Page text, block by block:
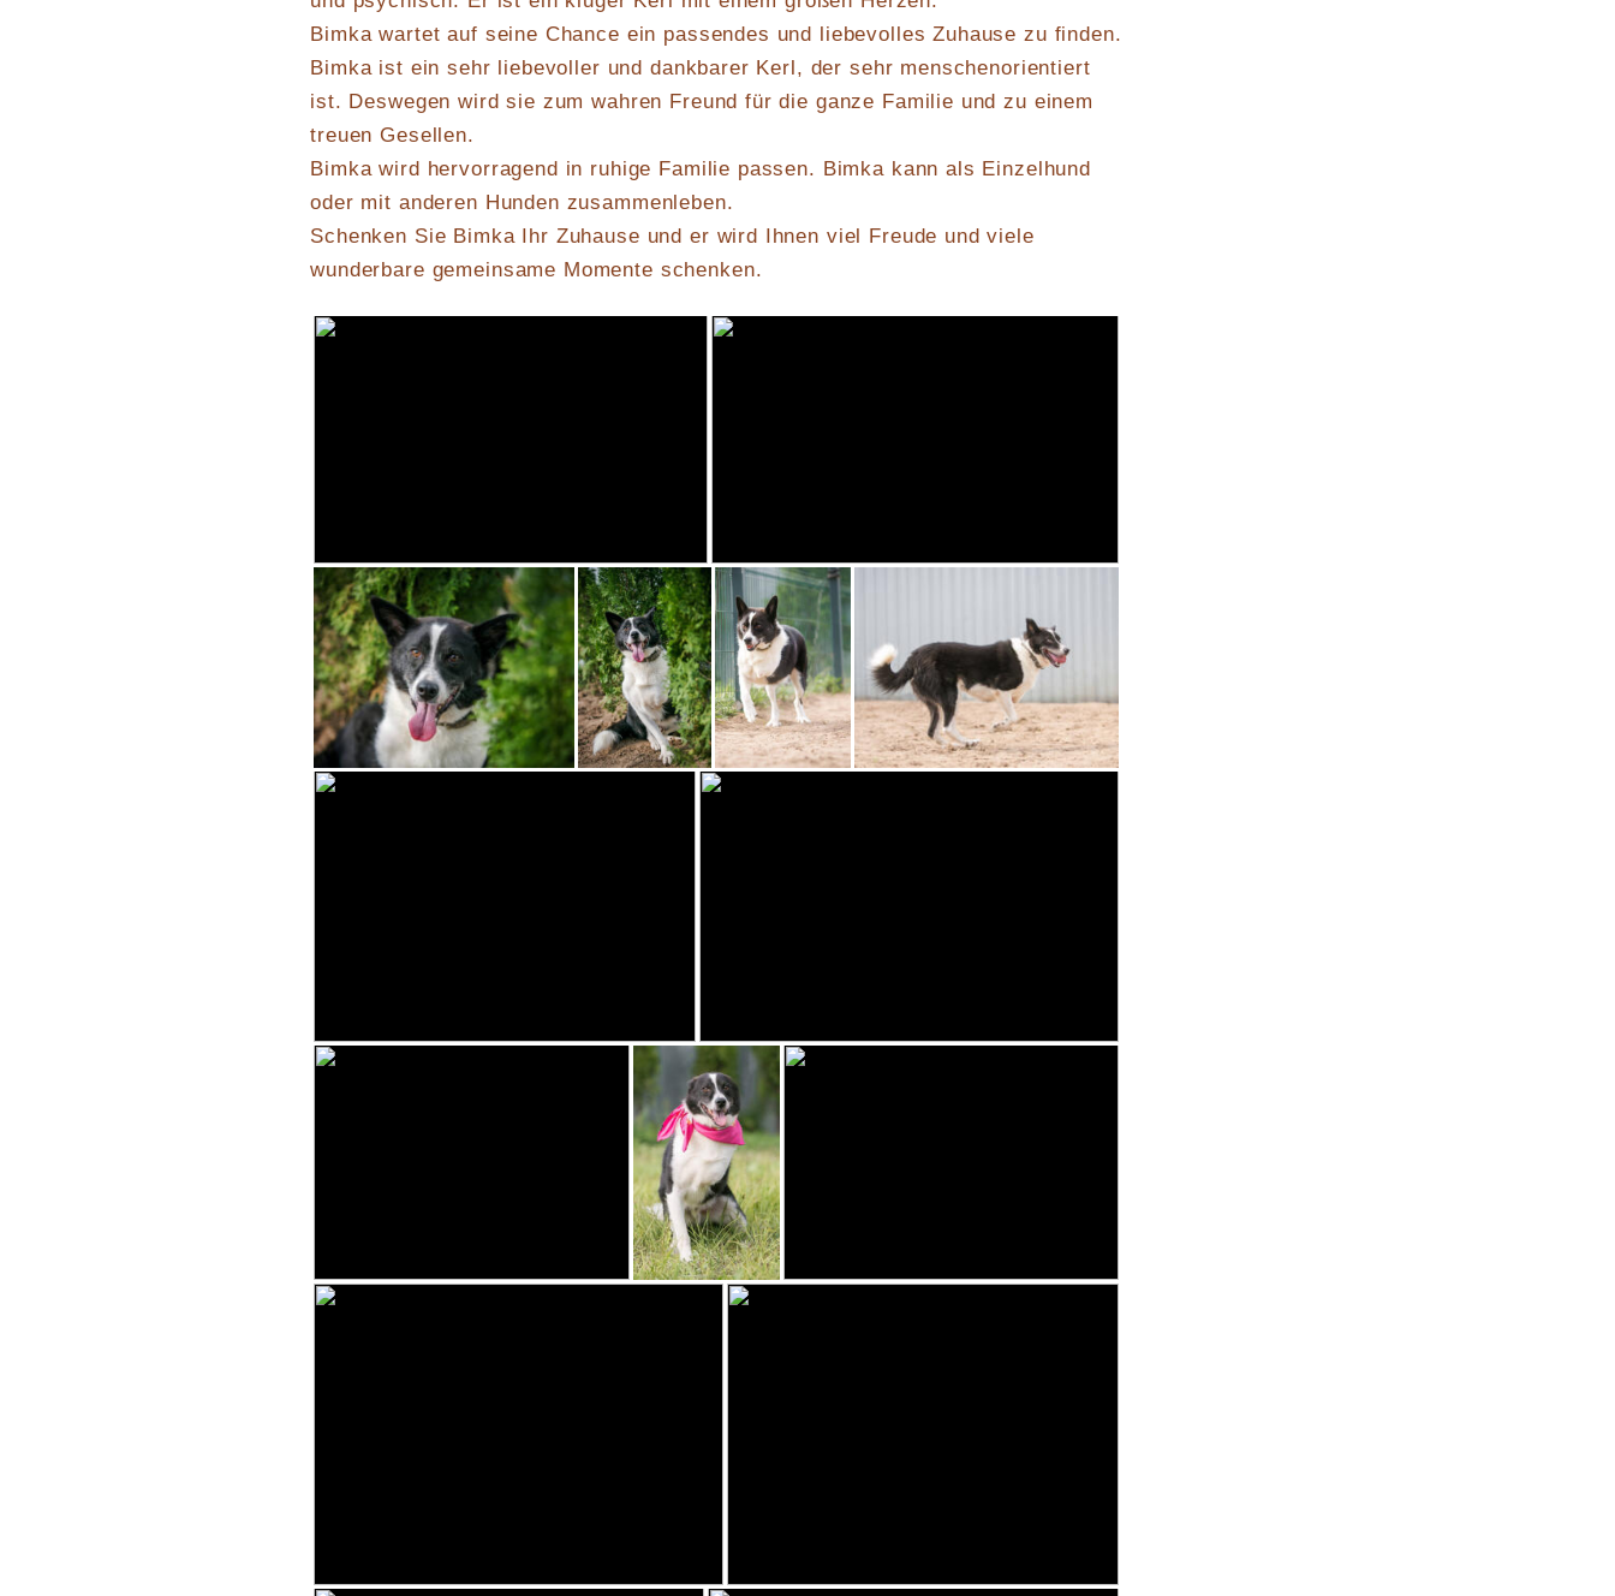
Bimka wartet auf seine Chance ein passendes und liebevolles Zuhause zu finden.
Bimka ist ein sehr liebevoller und dankbarer Kerl, der sehr menschenorientiert
ist. Deswegen wird sie zum wahren Freund für die ganze Familie und zu einem
treuen Gesellen.
Bimka wird hervorragend in ruhige Familie passen. Bimka kann als Einzelhund
oder mit anderen Hunden zusammenleben.
Schenken Sie Bimka Ihr Zuhause und er wird Ihnen viel Freude und viele
wunderbare gemeinsame Momente schenken.